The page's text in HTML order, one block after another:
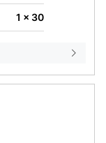
1 x 30